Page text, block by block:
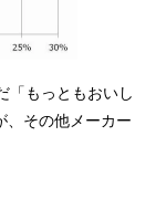
「もっともおいし
、その他メーカー